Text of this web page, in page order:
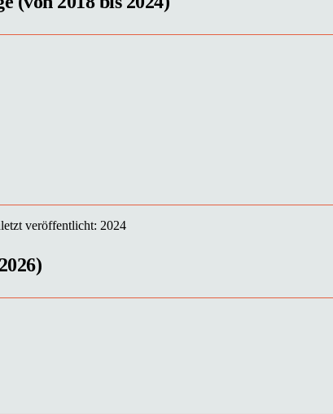
veröffentlicht: 2024